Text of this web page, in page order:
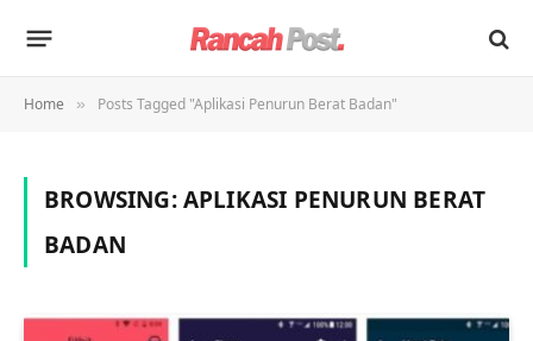
Home » Posts Tagged "Aplikasi Penurun Berat Badan"
BROWSING:APLIKASI PENURUN BERAT
BADAN